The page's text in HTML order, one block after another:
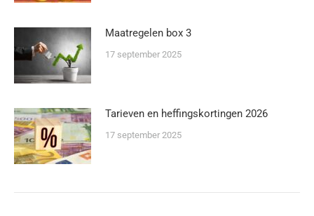
Maatregelen box 3
17 september 2025
Tarieven en heffingskortingen 2026
17 september 2025